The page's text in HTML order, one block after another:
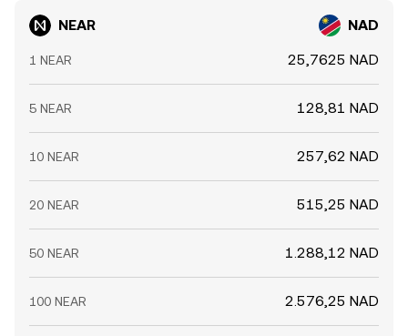
NEAR NAD
1 NEAR 25,7625 NAD
5 NEAR 128,81 NAD
10 NEAR 257,62 NAD
20 NEAR 515,25 NAD
50 NEAR 1.288,12 NAD
100 NEAR 2.576,25 NAD